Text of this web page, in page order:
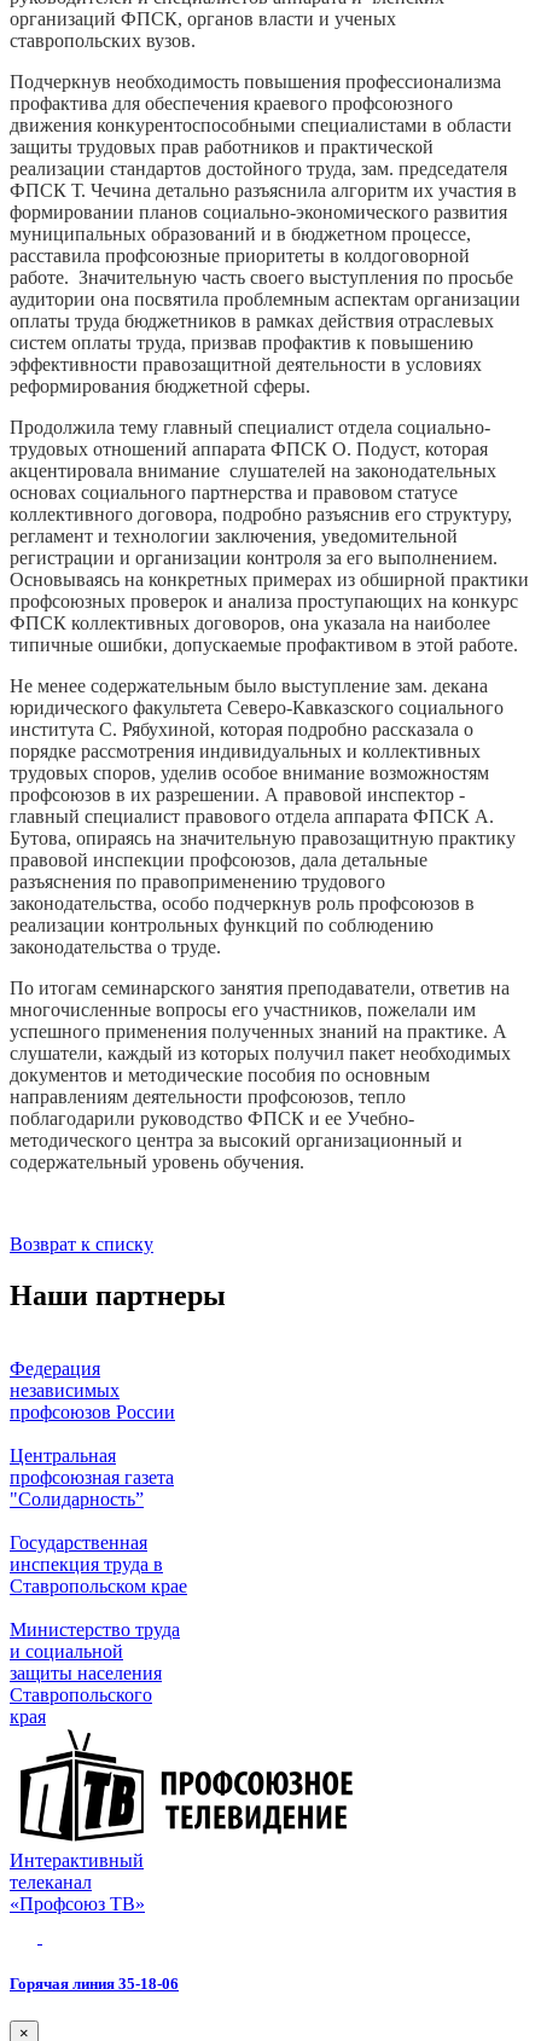
организаций ФПСК, органов власти и ученых
ставропольских вузов.
Подчеркнув необходимость повышения профессионализма
профактива для обеспечения краевого профсоюзного
движения конкурентоспособными специалистами в области
защиты трудовых прав работников и практической
реализации стандартов достойного труда, зам. председателя
ФПСК Т. Чечина детально разъяснила алгоритм их участия в
формировании планов социально-экономического развития
муниципальных образований и в бюджетном процессе,
расставила профсоюзные приоритеты в колдоговорной
работе. Значительную часть своего выступления по просьбе
аудитории она посвятила проблемным аспектам организации
оплаты труда бюджетников в рамках действия отраслевых
систем оплаты труда, призвав профактив к повышению
эффективности правозащитной деятельности в условиях
реформирования бюджетной сферы.
Продолжила тему главный специалист отдела социально-
трудовых отношений аппарата ФПСК О. Подуст, которая
акцентировала внимание слушателей на законодательных
основах социального партнерства и правовом статусе
коллективного договора, подробно разъяснив его структуру,
регламент и технологии заключения, уведомительной
регистрации и организации контроля за его выполнением.
Основываясь на конкретных примерах из обширной практики
профсоюзных проверок и анализа проступающих на конкурс
ФПСК коллективных договоров, она указала на наиболее
типичные ошибки, допускаемые профактивом в этой работе.
Не менее содержательным было выступление зам. декана
юридического факультета Северо-Кавказского социального
института С. Рябухиной, которая подробно рассказала о
порядке рассмотрения индивидуальных и коллективных
трудовых споров, уделив особое внимание возможностям
профсоюзов в их разрешении. А правовой инспектор -
главный специалист правового отдела аппарата ФПСК А.
Бутова, опираясь на значительную правозащитную практику
правовой инспекции профсоюзов, дала детальные
разъяснения по правоприменению трудового
законодательства, особо подчеркнув роль профсоюзов в
реализации контрольных функций по соблюдению
законодательства о труде.
По итогам семинарского занятия преподаватели, ответив на
многочисленные вопросы его участников, пожелали им
успешного применения полученных знаний на практике. А
слушатели, каждый из которых получил пакет необходимых
документов и методические пособия по основным
направлениям деятельности профсоюзов, тепло
поблагодарили руководство ФПСК и ее Учебно-
методического центра за высокий организационный и
содержательный уровень обучения.
Возврат к списку
Наши партнеры
Федерация
независимых
профсоюзов России
Центральная
профсоюзная газета
"Солидарность”
Государственная
инспекция труда в
Ставропольском крае
Министерство труда
и социальной
защиты населения
Ставропольского
края
Интерактивный
телеканал
«Профсоюз ТВ»
Горячая линия 35-18-06
×